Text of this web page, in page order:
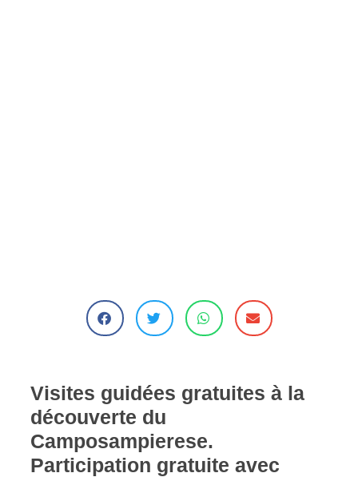
Visites guidées gratuites à la
découverte du
Camposampierese.
Participation gratuite avec